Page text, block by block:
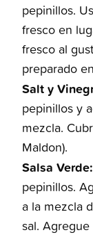
pepinillos.
fresco en
fresco al
preparado
Salt y
pepinillos y
mezcla.
Maldon).
Salsa Verde:
pepinillos.
a la mezcla
sal.